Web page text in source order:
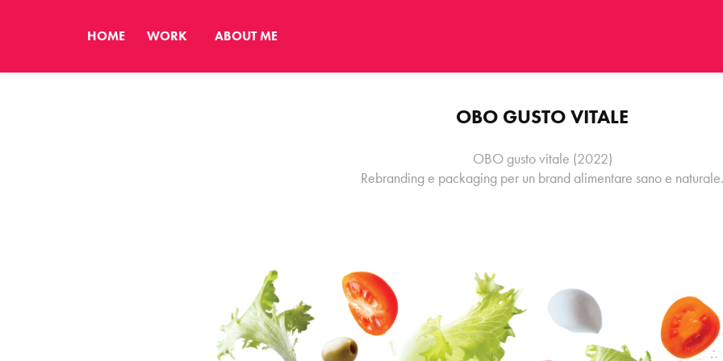
HOME WORK ABOUT ME
OBO GUSTO VITALE
OBO gusto vitale (2022)
Rebranding e packaging per un brand alimentare sano e naturale.